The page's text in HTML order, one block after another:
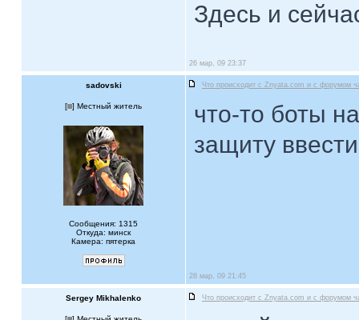
Здесь и
26 мар, 09 23:37
sadovski Что происходит с Znyata.com и с форумом
[ ] Местный житель
Сообщения: 1315
Откуда: минск
Камера: пятерка
что-то боты
защиту
28 мар, 09 21:45
Sergey Mikhalenko Что происходит с Znyata.com и с форумом